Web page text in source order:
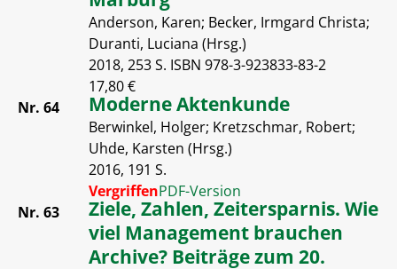
Anderson, Karen; Becker, Irmgard Christa;
Duranti, Luciana (Hrsg.)
2018, 253 S. ISBN 978-3-923833-83-2
17,80 €
Nr. 64
Moderne Aktenkunde
Berwinkel, Holger; Kretzschmar, Robert;
Uhde, Karsten (Hrsg.)
2016, 191 S.
VergriffenPDF-Version
Nr. 63
Ziele, Zahlen, Zeitersparnis. Wie
viel Management brauchen
Archive? Beiträge zum 20.